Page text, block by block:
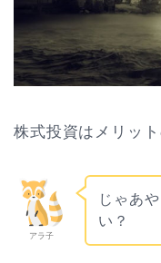
株式投資はメリッ
アラ子
じゃあ
い？